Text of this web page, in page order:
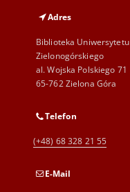
Adres
Biblioteka Uniwersytetu
Zielonogórskiego
al. Wojska Polskiego 71
65-762 Zielona Góra
Telefon
(+48) 68 328 21 55
E-Mail